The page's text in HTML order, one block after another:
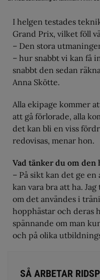
I helgen testades
Grand Prix, vilket föll
– Den stora
– hur snabbt vi kan få
snabbt den sedan
Anna Skötte.
Alla ekipage kommer
att gå förlorade, alla
det kan bli en viss
redovisas, menar hon.
Vad tänker du om
– På sikt kan det ge en
kan vara bra att ha.
om det användes i
hopphästar och deras
spännande om man
och på olika
SÅ ARBETAR